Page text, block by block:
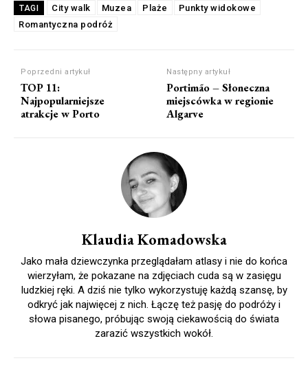
TAGI City walk Muzea Plaże
Punkty widokowe
Romantyczna podróż
Poprzedni artykuł
TOP 11:
Najpopularniejsze
atrakcje w Porto
Następny artykuł
Portimão – Słoneczna
miejscówka w regionie
Algarve
Klaudia Komadowska
Jako mała dziewczynka przeglądałam atlasy i nie do końca
wierzyłam, że pokazane na zdjęciach cuda są w zasięgu
ludzkiej ręki. A dziś nie tylko wykorzystuję każdą szansę, by
odkryć jak najwięcej z nich. Łączę też pasję do podróży i
słowa pisanego, próbując swoją ciekawością do świata
zarazić wszystkich wokół.